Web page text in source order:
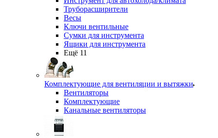
Труборасширители
Весы
Ключи вентильные
Сумки для инструмента
Ящики для инструмента
Ещё 11
Комплектующие для вентиляции и вытяжки
Вентиляторы
Комплектующие
Канальные вентиляторы